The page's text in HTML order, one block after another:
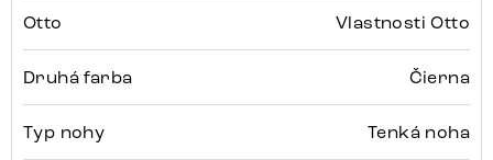
Otto Vlastnosti Otto
Druhá farba Čierna
Typ nohy Tenká noha